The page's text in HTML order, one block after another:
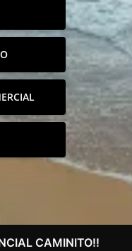
CAMINITO!!